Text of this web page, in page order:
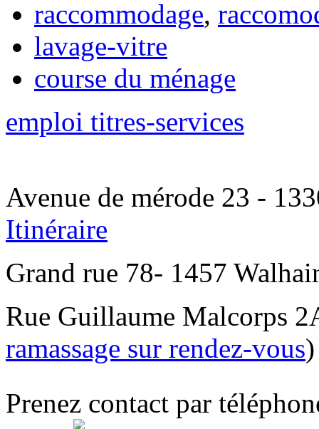
raccommodage,
lavage-vitre
course du ménage
emploi titres-services
Avenue de mérode 23 -
Itinéraire
Grand rue 78- 1457
Rue Guillaume Malcorps
ramassage sur rendez-vous)
Prenez contact par